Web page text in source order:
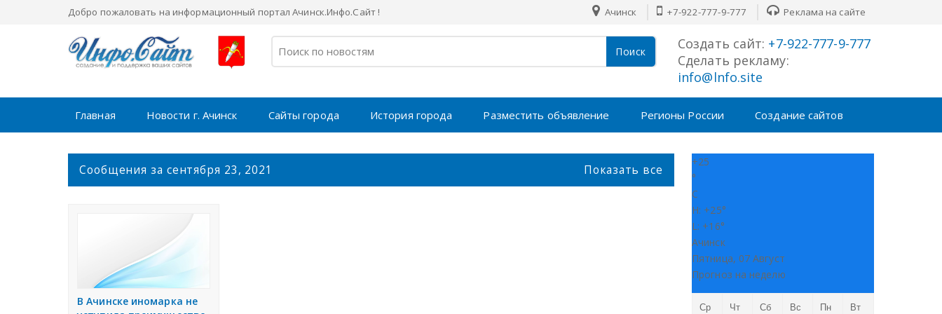
Добро пожаловать на информационный портал Ачинск.Инфо.Сайт ! Ачинск +7-922-777-9-777 Реклама на сайте
Поиск Создать сайт: +7-922-777-9-777
Сделать рекламу:
info@lnfo.site
Главная Новости г. Ачинск Сайты города История города Разместить объявление Регионы России Создание сайтов
Сообщения за сентября 23, 2021 Показать все
В Ачинске иномарка не
+25
°
C
H: +25°
L: +16°
Ачинск
Пятница, 07 Август
Прогноз на неделю
Ср Чт Сб Вс Пн Вт